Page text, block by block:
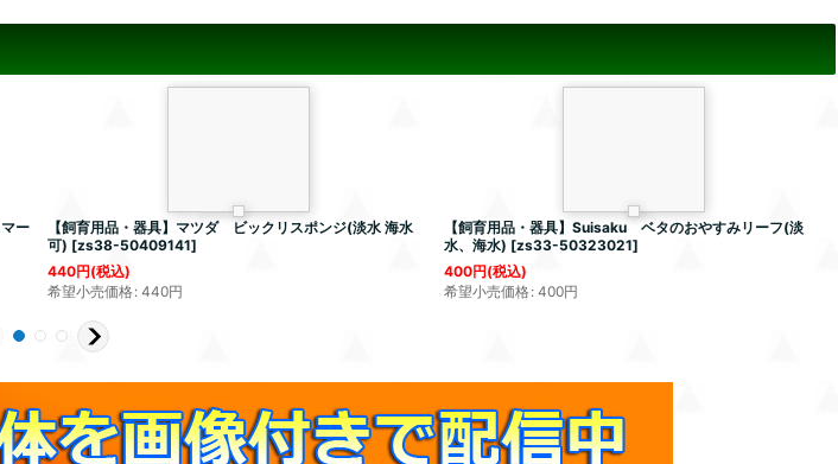
ー
【飼育用品・器具】マツダ ビックリスポンジ(淡水 海水
可) [zs38-50409141]
440円(税込)
希望小売価格: 440円
【飼育用品・器具】Suisaku ベタのおやすみリーフ(淡
水、海水) [zs33-50323021]
400円(税込)
希望小売価格: 400円